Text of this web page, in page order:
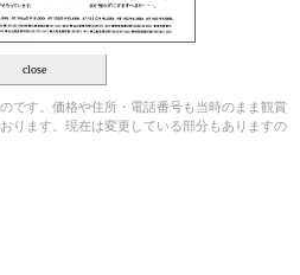
close
です。価格や住所・電話番号も当時のまま観賞
ります。現在は変更している部分もありますの